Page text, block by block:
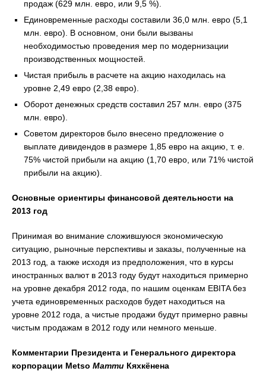
продаж (629 млн. евро, или 9,5 %).
Единовременные расходы составили 36,0 млн. евро (5,1
млн. евро). В основном, они были вызваны
необходимостью проведения мер по модернизации
производственных мощностей.
Чистая прибыль в расчете на акцию находилась на
уровне 2,49 евро (2,38 евро).
Оборот денежных средств составил 257 млн. евро (375
млн. евро).
Советом директоров было внесено предложение о
выплате дивидендов в размере 1,85 евро на акцию, т. е.
75% чистой прибыли на акцию (1,70 евро, или 71% чистой
прибыли на акцию).
Основные ориентиры финансовой деятельности на
2013 год
Принимая во внимание сложившуюся экономическую
ситуацию, рыночные перспективы и заказы, полученные на
2013 год, а также исходя из предположения, что в курсы
иностранных валют в 2013 году будут находиться примерно
на уровне декабря 2012 года, по нашим оценкам EBITA без
учета единовременных расходов будет находиться на
уровне 2012 года, а чистые продажи будут примерно равны
чистым продажам в 2012 году или немного меньше.
Комментарии Президента и Генерального директора
корпорации Metso Матти Кяхкёнена